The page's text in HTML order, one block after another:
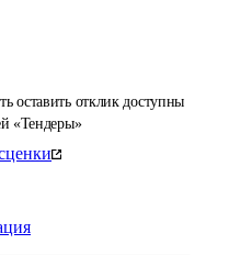
оставить отклик доступны
«Тендеры»